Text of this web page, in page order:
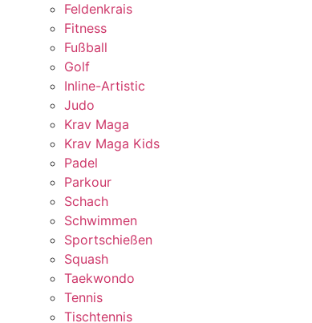
Feldenkrais
Fitness
Fußball
Golf
Inline-Artistic
Judo
Krav Maga
Krav Maga Kids
Padel
Parkour
Schach
Schwimmen
Sportschießen
Squash
Taekwondo
Tennis
Tischtennis